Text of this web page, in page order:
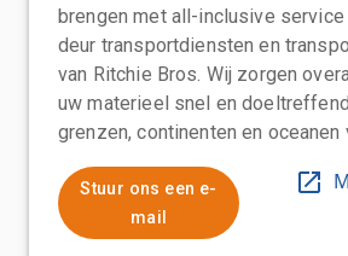
brengen met all-inclusive
deur transportdiensten en
van Ritchie Bros. Wij zorgen
uw materieel snel en
grenzen, continenten en oceanen
Stuur ons een e-
mail